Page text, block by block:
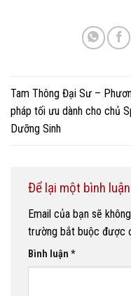
Tam Thông Đại Sư –
pháp tối ưu dành cho chủ
Dưỡng Sinh
Để lại một bình luận
Email của bạn sẽ
trường bắt buộc được
Bình luận *